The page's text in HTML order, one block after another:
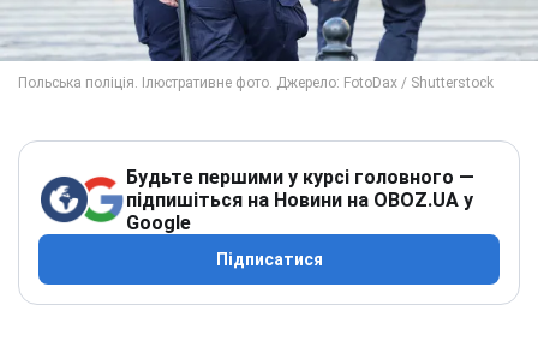
Будьте першими у курсі головного —
підпишіться на Новини на OBOZ.UA у
Google
Підписатися